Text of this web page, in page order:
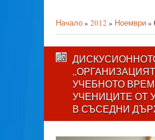
Начало» 2012 » Ноември»
УЧЕБНОТО
УЧЕНИЦИТЕ ОТ
В СЪСЕДНИ